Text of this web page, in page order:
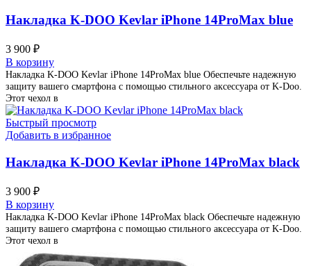
Накладка K-DOO Kevlar iPhone 14ProMax blue
3 900 ₽
В корзину
Накладка K-DOO Kevlar iPhone 14ProMax blue Обеспечьте надежную
защиту вашего смартфона с помощью стильного аксессуара от K-Doo.
Этот чехол в
Быстрый просмотр
Добавить в избранное
Накладка K-DOO Kevlar iPhone 14ProMax black
3 900 ₽
В корзину
Накладка K-DOO Kevlar iPhone 14ProMax black Обеспечьте надежную
защиту вашего смартфона с помощью стильного аксессуара от K-Doo.
Этот чехол в